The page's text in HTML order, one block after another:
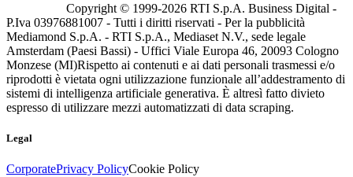
Copyright © 1999-2026 RTI S.p.A. Business Digital -
P.Iva 03976881007 - Tutti i diritti riservati - Per la pubblicità
Mediamond S.p.A. - RTI S.p.A., Mediaset N.V., sede legale
Amsterdam (Paesi Bassi) - Uffici Viale Europa 46, 20093 Cologno
Monzese (MI)Rispetto ai contenuti e ai dati personali trasmessi e/o
riprodotti è vietata ogni utilizzazione funzionale all’addestramento di
sistemi di intelligenza artificiale generativa. È altresì fatto divieto
espresso di utilizzare mezzi automatizzati di data scraping.
Legal
CorporatePrivacy PolicyCookie Policy